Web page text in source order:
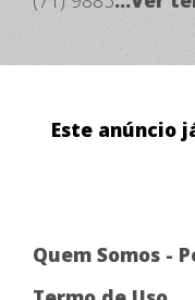
Este anúncio
Quem Somos -